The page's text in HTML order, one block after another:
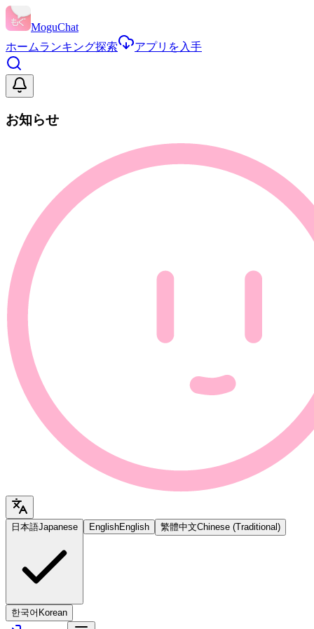
MoguChat
ホームランキング探索 アプリを入手
お知らせ
日本語Japanese EnglishEnglish 繁體中文Chinese (Traditional)
한국어 Korean